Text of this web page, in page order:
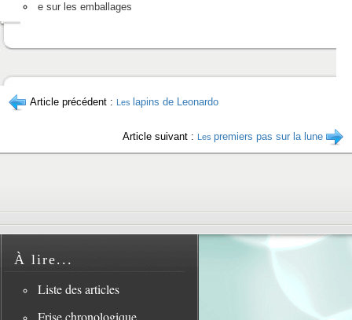
e sur les emballages
Article précédent : Les lapins de Leonardo
Article suivant : Les premiers pas sur la lune
À lire...
Liste des articles